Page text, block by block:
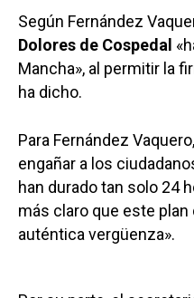
Según Fernández
Dolores de Cospedal
Mancha», al permitir la
ha dicho.
Para Fernández
engañar a los
han durado tan solo 24
más claro que este plan
auténtica vergüenza».